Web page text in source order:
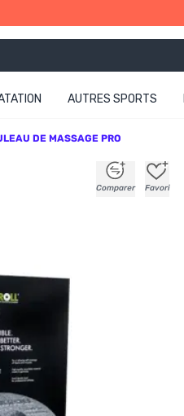
AUTRES SPORTS
DE MASSAGE PRO
+
+
Comparer
+
+
Favori